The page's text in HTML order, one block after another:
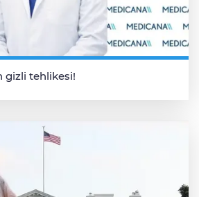
gizli tehlikesi!